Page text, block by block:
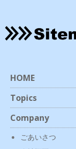
HOME
Topics
Company
ごあいさつ